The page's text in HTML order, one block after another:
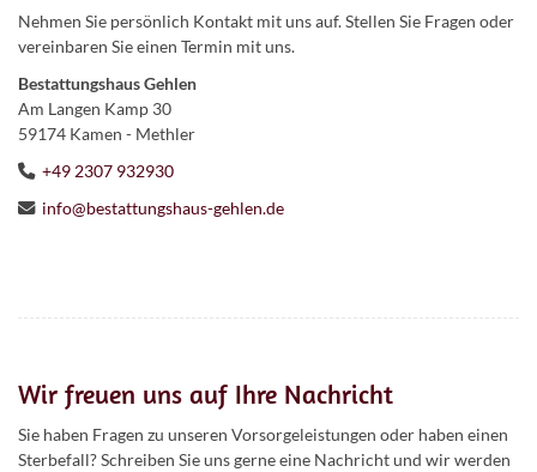
Nehmen Sie persönlich Kontakt mit uns auf. Stellen Sie Fragen oder
vereinbaren Sie einen Termin mit uns.
Bestattungshaus Gehlen
Am Langen Kamp 30
59174 Kamen - Methler
+49 2307 932930
info@bestattungshaus-gehlen.de
Wir freuen uns auf Ihre Nachricht
Sie haben Fragen zu unseren Vorsorgeleistungen oder haben einen
Sterbefall? Schreiben Sie uns gerne eine Nachricht und wir werden